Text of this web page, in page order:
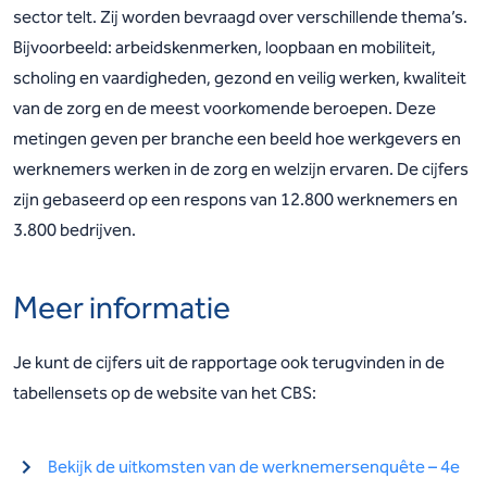
sector telt. Zij worden bevraagd over verschillende thema’s.
Bijvoorbeeld: arbeidskenmerken, loopbaan en mobiliteit,
scholing en vaardigheden, gezond en veilig werken, kwaliteit
van de zorg en de meest voorkomende beroepen. Deze
metingen geven per branche een beeld hoe werkgevers en
werknemers werken in de zorg en welzijn ervaren. De cijfers
zijn gebaseerd op een respons van 12.800 werknemers en
3.800 bedrijven.
Meer informatie
Je kunt de cijfers uit de rapportage ook terugvinden in de
tabellensets op de website van het CBS:
Bekijk de uitkomsten van de werknemersenquête – 4e